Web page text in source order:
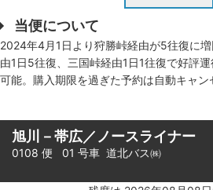
当便について
2024年4月1日より狩勝峠経由が5往復に
由1日5往復、三国峠経由1日1往復で好評
可能。購入期限を過ぎた予約は自動キャン
旭川－帯広／ノースライナー
0108 便 01 号車 道北バス㈱